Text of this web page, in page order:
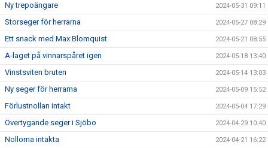
Ny trepoängare 2024-05-31 09:11
Storseger för herrarna 2024-05-27 08:29
Ett snack med Max Blomquist 2024-05-21 08:55
A-laget på vinnarspåret igen 2024-05-18 13:40
Vinstsviten bruten 2024-05-14 13:03
Ny seger för herrarna 2024-05-09 15:52
Förlustnollan intakt 2024-05-04 17:29
Övertygande seger i Sjöbo 2024-04-29 10:40
Nollorna intakta 2024-04-21 16:22